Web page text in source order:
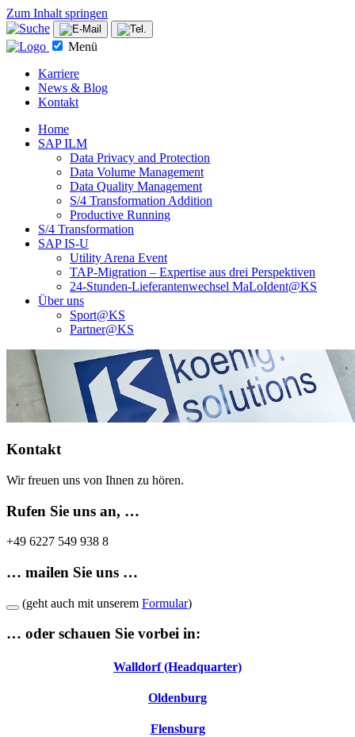
Zum Inhalt springen
Menü
Karriere
News & Blog
Kontakt
Home
SAP ILM
Data Privacy and Protection
Data Volume Management
Data Quality Management
S/4 Transformation Addition
Productive Running
S/4 Transformation
SAP IS-U
Utility Arena Event
TAP-Migration – Expertise aus drei Perspektiven
24-Stunden-Lieferanten­wechsel MaLoIdent@KS
Über uns
Sport@KS
Partner@KS
Kontakt
Wir freuen uns von Ihnen zu hören.
Rufen Sie uns an, …
+49 6227 549 938 8
… mailen Sie uns …
(geht auch mit unserem Formular)
… oder schauen Sie vorbei in:
Walldorf (Headquarter)
Oldenburg
Flensburg